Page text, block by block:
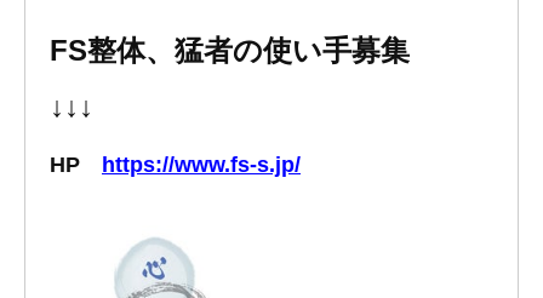
FS整体、猛者の使い手募集
↓↓↓
HP https://www.fs-s.jp/